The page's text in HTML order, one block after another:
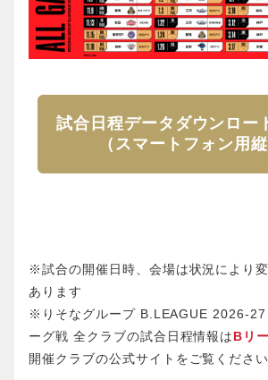
試合日程データダウンロー
（スマートフォン用縦
※試合の開催日時、会場は状況により
あります
※りそなグループ B.LEAGUE 2026-27
ーグ戦 全クラブの試合日程情報はBリ
開催クラブの公式サイトをご覧ください